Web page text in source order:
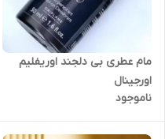
مام عطری بی دلجند اوریفلیم
اورجینال
ناموجود